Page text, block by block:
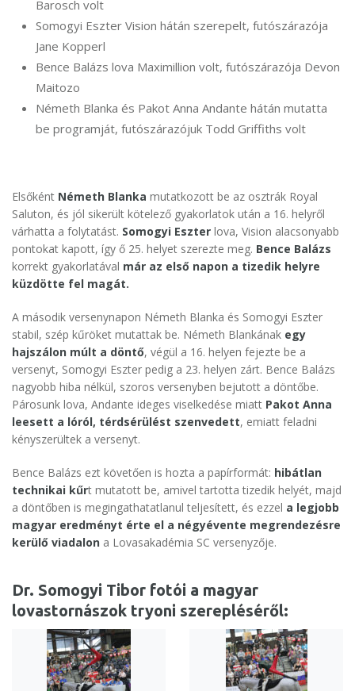
Barosch volt
Somogyi Eszter Vision hátán szerepelt, futószárazója
Jane Kopperl
Bence Balázs lova Maximillion volt, futószárazója Devon
Maitozo
Németh Blanka és Pakot Anna Andante hátán mutatta
be programját, futószárazójuk Todd Griffiths volt
Elsőként Németh Blanka mutatkozott be az osztrák Royal
Saluton, és jól sikerült kötelező gyakorlatok után a 16. helyről
várhatta a folytatást. Somogyi Eszter lova, Vision alacsonyabb
pontokat kapott, így ő 25. helyet szerezte meg. Bence Balázs
korrekt gyakorlatával már az első napon a tizedik helyre
küzdötte fel magát.
A második versenynapon Németh Blanka és Somogyi Eszter
stabil, szép kűröket mutattak be. Németh Blankának egy
hajszálon múlt a döntő, végül a 16. helyen fejezte be a
versenyt, Somogyi Eszter pedig a 23. helyen zárt. Bence Balázs
nagyobb hiba nélkül, szoros versenyben bejutott a döntőbe.
Párosunk lova, Andante ideges viselkedése miatt Pakot Anna
leesett a lóról, térdsérülést szenvedett, emiatt feladni
kényszerültek a versenyt.
Bence Balázs ezt követően is hozta a papírformát: hibátlan
technikai kűrt mutatott be, amivel tartotta tizedik helyét, majd
a döntőben is megingathatatlanul teljesített, és ezzel a legjobb
magyar eredményt érte el a négyévente megrendezésre
kerülő viadalon a Lovasakadémia SC versenyzője.
Dr. Somogyi Tibor fotói a magyar
lovastornászok tryoni szerepléséről: